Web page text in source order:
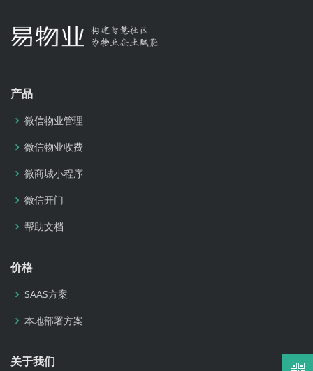
产品
微信物业管理
微信物业收费
微商城小程序
微信开门
帮助文档
价格
SAAS方案
本地部署方案
关于我们